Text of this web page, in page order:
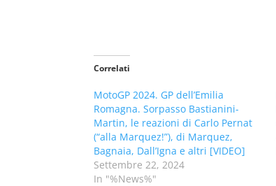
Correlati
MotoGP 2024. GP dell’Emilia
Romagna. Sorpasso Bastianini-
Martin, le reazioni di Carlo Pernat
(“alla Marquez!”), di Marquez,
Bagnaia, Dall’Igna e altri [VIDEO]
Settembre 22, 2024
In "%News%"